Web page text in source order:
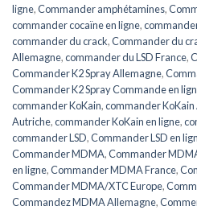
ligne,Commander amphétamines,
commander cocaïne en ligne,
commander du crack,Commander du
Allemagne,commander du LSD France,
Commander K2 Spray Allemagne,
Commander K2 Spray Commande en
commander KoKain,commander
Autriche,commander KoKain en ligne,
commander LSD,Commander LSD en
Commander MDMA,Commander
en ligne,Commander MDMA France,
Commander MDMA/XTC Europe,
Commandez MDMA Allemagne,